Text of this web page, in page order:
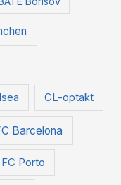
CL-optakt
Barcelona
FC Porto